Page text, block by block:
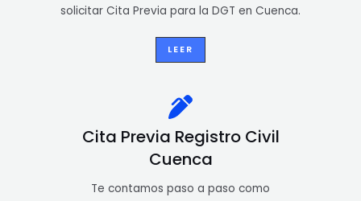
solicitar Cita Previa para la DGT en Cuenca.
LEER
Cita Previa Registro Civil
Cuenca
Te contamos paso a paso como